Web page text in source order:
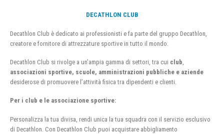
DECATHLON CLUB
Decathlon Club è dedicato ai professionisti e fa parte del gruppo Decathlon,
creatore e fornitore di attrezzature sportive in tutto il mondo.
Decathlon Club si rivolge a un’ampia gamma di settori, tra cui club
associazioni sportive, scuole, amministrazioni pubbliche e aziende
desiderose di promuovere l’attività fisica tra dipendenti e clienti.
Per i club e le associazione sportive:
Personalizza la tua divisa, rendi unica la tua squadra con il servizio esclusivo
di Decathlon. Con Decathlon Club puoi acquistare abbigliamento